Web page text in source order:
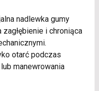
nadlewka gumy
i chroniąca
otarć podczas
manewrowania